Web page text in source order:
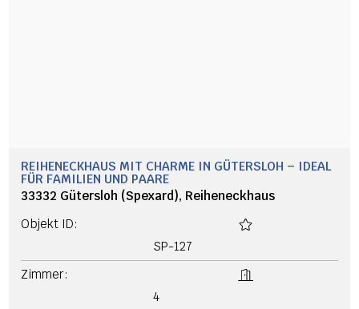
REIHENECKHAUS MIT CHARME IN GÜTERSLOH – IDEAL
FÜR FAMILIEN UND PAARE
33332 Gütersloh (Spexard), Reiheneckhaus
Objekt ID:
SP-127
Zimmer:
4